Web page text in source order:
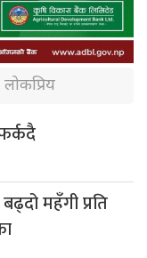
लोकप्रिय
बढ्दो महँगी प्रति